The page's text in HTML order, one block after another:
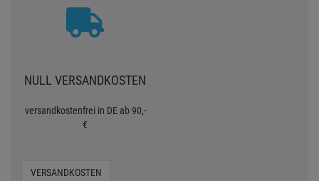
NULL VERSANDKOSTEN
versandkostenfrei in DE ab 90,-
€
VERSANDKOSTEN